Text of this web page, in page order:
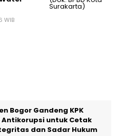
WIB
Bogor Gandeng KPK
untuk Cetak
dan Sadar Hukum